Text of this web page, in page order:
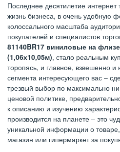
Последнее десятилетие интернет
жизнь бизнеса, в очень удобную
колоссального масштаба
покупателей и специалистов
81140BR17 виниловые на
(1,06х10,05м), стало реальным
торопясь, и главное, взвешенно и
сегмента интересующего вас –
трезвый выбор по максимально
ценовой политике,
к описанию и изучению
производится на планете – это
уникальной информации о
магазин или гипермаркет за